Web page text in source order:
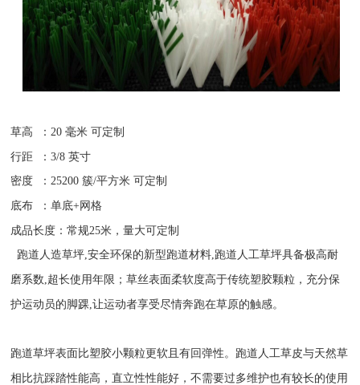
草高 ：20 毫米 可定制
行距 ：3/8 英寸
密度 ：25200 簇/平方米 可定制
底布 ：单底+网格
成品长度：常规25米，量大可定制
跑道人造草坪,安全环保的新型跑道材料,跑道人工草坪具备极高耐
磨系数,超长使用年限；草丝表面柔软度高于传统塑胶颗粒，充分保
护运动员的脚踝,让运动者享受尽情奔跑在草原的触感。
跑道草坪表面比塑胶小颗粒更软且有回弹性。跑道人工草皮与天然草
相比抗踩踏性能高，直立性性能好，不需要过多维护也有较长的使用